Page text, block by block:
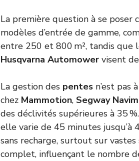
La première question à se poser
modèles d’entrée de gamme,
entre 250 et 800 m², tandis que
Husqvarna Automower visent
La gestion des pentes n’est pas
chez Mammotion, Segway
des déclivités supérieures à 35
elle varie de 45 minutes
sans recharge, surtout sur
complet, influençant le nombre